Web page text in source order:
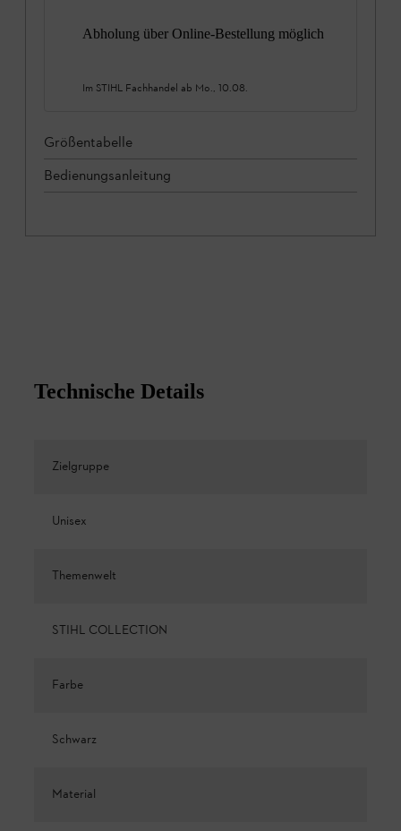
Abholung über Online-Bestellung möglich
Im STIHL Fachhandel ab Mo., 10.08.
Größentabelle
Bedienungsanleitung
Technische Details
Zielgruppe
Unisex
Themenwelt
STIHL COLLECTION
Farbe
Schwarz
Material